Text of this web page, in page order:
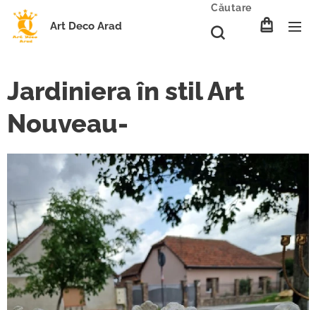
Art Deco Arad
Căutare
Jardiniera în stil Art
Nouveau-